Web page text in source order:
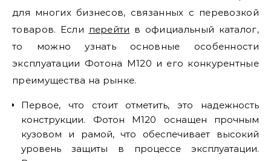
для многих бизнесов, связанных с перевозкой
товаров. Если перейти в официальный каталог,
то можно узнать основные особенности
эксплуатации Фотона M120 и его конкурентные
преимущества на рынке.
Первое, что стоит отметить, это надежность
конструкции. Фотон M120 оснащен прочным
кузовом и рамой, что обеспечивает высокий
уровень защиты в процессе эксплуатации.